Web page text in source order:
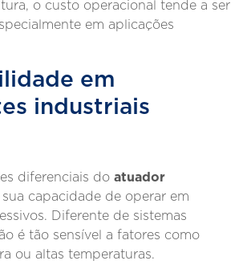
o custo operacional tende a ser
em aplicações
em
industriais
diferenciais doatuador
sua capacidade de operar em
Diferente de sistemas
é tão sensível a fatores como
ou altas temperaturas.